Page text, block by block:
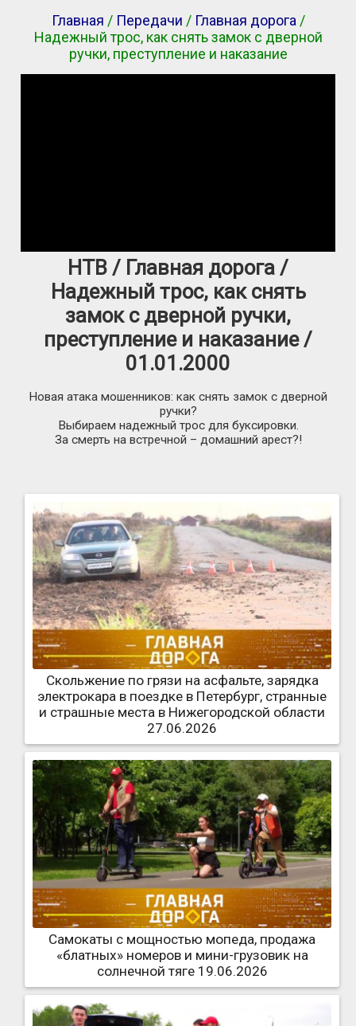
Главная / Передачи / Главная дорога /
Надежный трос, как снять замок с дверной
ручки, преступление и наказание
НТВ / Главная дорога /
Надежный трос, как снять
замок с дверной ручки,
преступление и наказание /
01.01.2000
Новая атака мошенников: как снять замок с дверной
ручки?
Выбираем надежный трос для буксировки.
За смерть на встречной – домашний арест?!
Скольжение по грязи на асфальте, зарядка
электрокара в поездке в Петербург, странные
и страшные места в Нижегородской области
27.06.2026
Самокаты с мощностью мопеда, продажа
«блатных» номеров и мини-грузовик на
солнечной тяге 19.06.2026